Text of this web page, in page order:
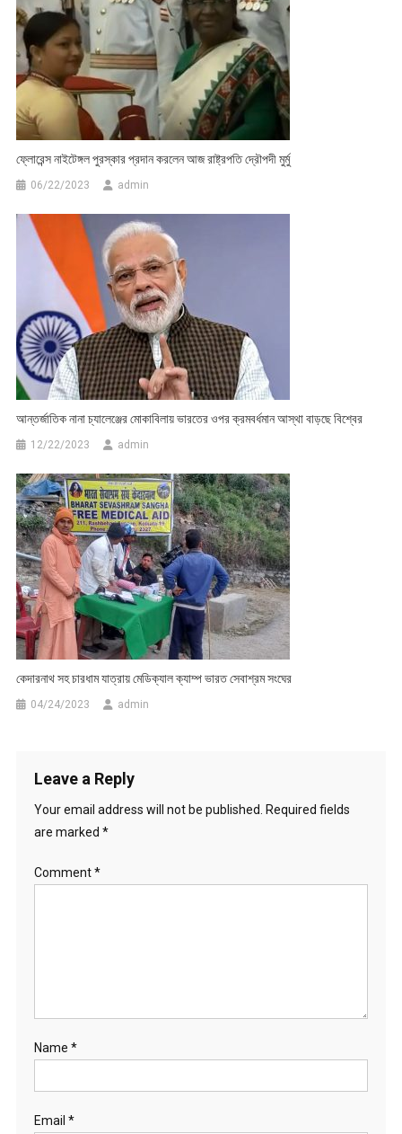
ফ্লোরেন্স নাইটেঙ্গল পুরস্কার প্রদান করলেন আজ রাষ্ট্রপতি দ্রৌপদী মুর্মু
06/22/2023 admin
আন্তর্জাতিক নানা চ্যালেঞ্জের মোকাবিলায় ভারতের ওপর ক্রমবর্ধমান আস্থা বাড়ছে বিশ্বের
12/22/2023 admin
কেদারনাথ সহ চারধাম যাত্রায় মেডিক্যাল ক্যাম্প ভারত সেবাশ্রম সংঘের
04/24/2023 admin
Leave a Reply
Your email address will not be published.
Required fields
are marked *
Comment*
Name *
Email *